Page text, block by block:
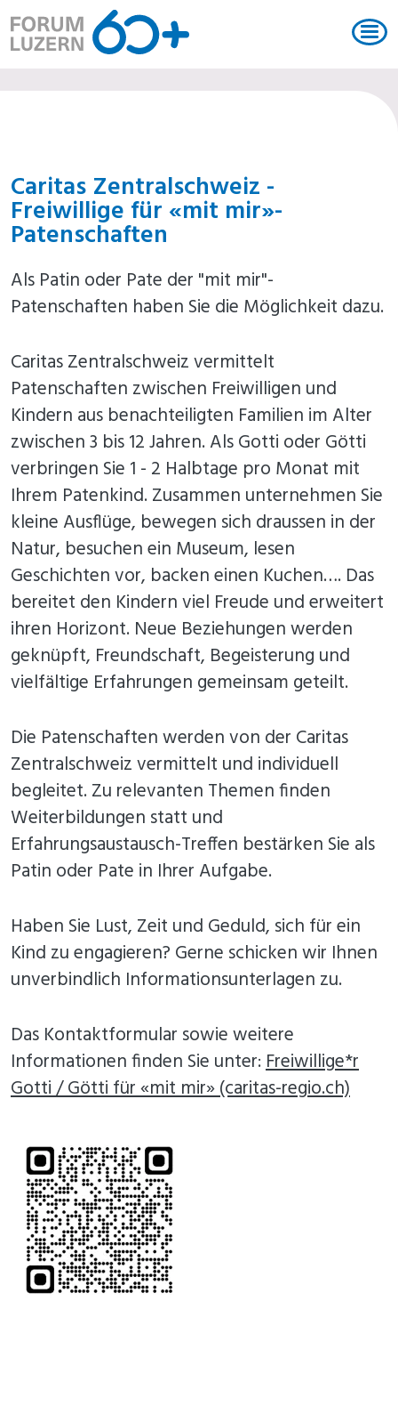
Caritas Zentralschweiz -
Freiwillige für «mit mir»-
Patenschaften
Als Patin oder Pate der "mit mir"-
Patenschaften haben Sie die Möglichkeit dazu.
Caritas Zentralschweiz vermittelt
Patenschaften zwischen Freiwilligen und
Kindern aus benachteiligten Familien im Alter
zwischen 3 bis 12 Jahren. Als Gotti oder Götti
verbringen Sie 1 - 2 Halbtage pro Monat mit
Ihrem Patenkind. Zusammen unternehmen Sie
kleine Ausflüge, bewegen sich draussen in der
Natur, besuchen ein Museum, lesen
Geschichten vor, backen einen Kuchen…. Das
bereitet den Kindern viel Freude und erweitert
ihren Horizont. Neue Beziehungen werden
geknüpft, Freundschaft, Begeisterung und
vielfältige Erfahrungen gemeinsam geteilt.
Die Patenschaften werden von der Caritas
Zentralschweiz vermittelt und individuell
begleitet. Zu relevanten Themen finden
Weiterbildungen statt und
Erfahrungsaustausch-Treffen bestärken Sie als
Patin oder Pate in Ihrer Aufgabe.
Haben Sie Lust, Zeit und Geduld, sich für ein
Kind zu engagieren? Gerne schicken wir Ihnen
unverbindlich Informationsunterlagen zu.
Das Kontaktformular sowie weitere
Informationen finden Sie unter:Freiwillige*r
Gotti / Götti für «mit mir» (caritas-regio.ch)